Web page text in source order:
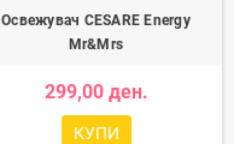
Освежувач CESARE Energy
Mr&Mrs
299,00 ден.
КУПИ